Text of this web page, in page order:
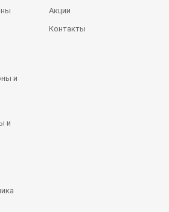
и
и
Акции
Контакты